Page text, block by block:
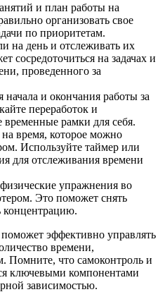
и план работы на
организовать свое
по приоритетам.
на день и отслеживать их
сосредоточиться на задачах и
проведенного за
начала и окончания работы за
переработок и
временные рамки для себя.
время, которое можно
Используйте таймер или
для отслеживания времени
упражнения во
Это поможет снять
концентрацию.
эффективно управлять
времени,
Помните, что самоконтроль и
ключевыми компонентами
зависимостью.